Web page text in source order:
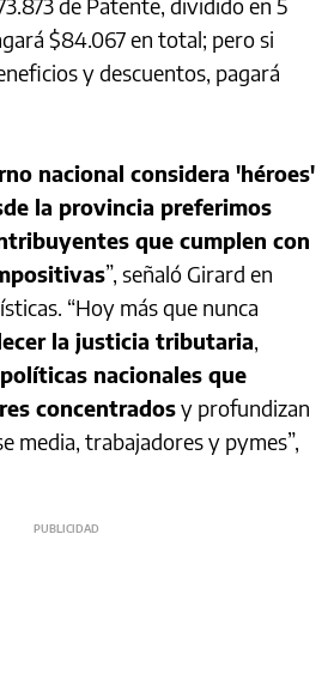
de Patente, dividido en 5
$84.067 en total; pero si
y descuentos, pagará
nacional considera 'héroes'
la provincia preferimos
que cumplen con
”, señaló Girard en
“Hoy más que nunca
la justicia tributaria,
nacionales que
concentradosy profundizan
media, trabajadores y pymes”,